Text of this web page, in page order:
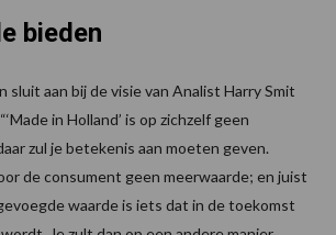
bieden
sluit aan bij de visie van Analist Harry Smit
in Holland’ is op zichzelf geen
zul je betekenis aan moeten geven.
de consument geen meerwaarde; en juist
waarde is iets dat in de toekomst